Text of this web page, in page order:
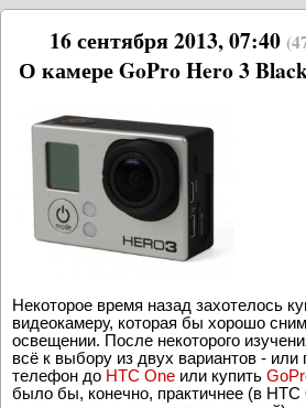
Информационные технологии,
16 сентября 2013, 07:40
Некоторое время назад захотелось
видеокамеру, которая бы хорошо
освещении. После некоторого
всё к выбору из двух вариантов - или
телефон доHTC Oneили купить